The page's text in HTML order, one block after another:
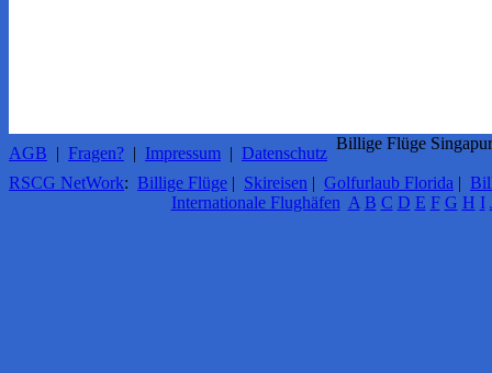
AGB | Fragen? | Impressum | Datenschutz
Billige Flüge
RSCG NetWork: Billige Flüge | Skireisen | Golfurlaub Florida |
Internationale Flughäfen A B C D E F G H I